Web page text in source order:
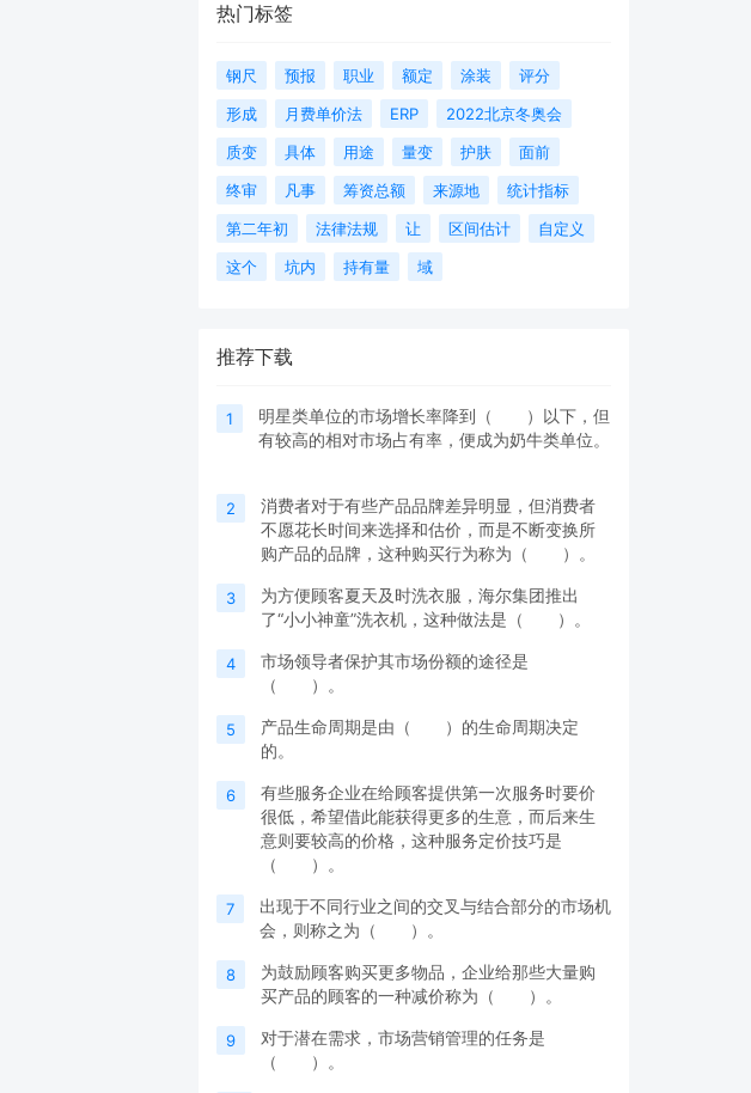
热门标签
钢尺 预报 职业 额定 涂装
评分
形成
月费单价法 ERP
2022北京冬奥会
质变
具体 用途 量变 护肤
面前
终审
凡事 筹资总额 来源地
统计指标
第二年初
法律法规 让 区间估计
自定义
这个
坑内 持有量 域
推荐下载
1
明星类单位的市场增长率降到（ ）以下，但
有较高的相对市场占有率，便成为奶牛类单位。
2
消费者对于有些产品品牌差异明显，但消费者
不愿花长时间来选择和估价，而是不断变换所
购产品的品牌，这种购买行为称为（ ）。
3
为方便顾客夏天及时洗衣服，海尔集团推出
了“小小神童”洗衣机，这种做法是（ ）。
4
市场领导者保护其市场份额的途径是
（ ）。
5
产品生命周期是由（ ）的生命周期决定
的。
6
有些服务企业在给顾客提供第一次服务时要价
很低，希望借此能获得更多的生意，而后来生
意则要较高的价格，这种服务定价技巧是
（ ）。
7
出现于不同行业之间的交叉与结合部分的市场机
会，则称之为（ ）。
8
为鼓励顾客购买更多物品，企业给那些大量购
买产品的顾客的一种减价称为（ ）。
9
对于潜在需求，市场营销管理的任务是
（ ）。